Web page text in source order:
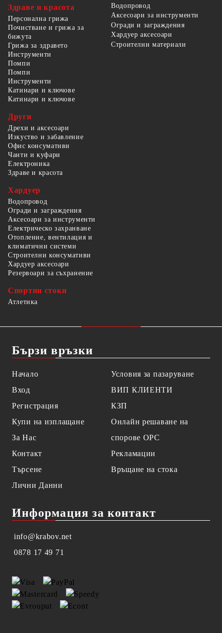
Здраве и красота
Персонална грижа
Почистване и грижа за
бижута
Грижа за здравето
Водопровод
Аксесоари за инструменти
Огради и заграждения
Хардуер аксесоари
Строителни материали
Инструменти
Помпи
Помпи
Инструменти
Катинари и ключове
Катинари и ключове
Други
Дрехи и аксесоари
Изкуство и забавление
Офис консумативи
Чанти и куфари
Електроника
Здраве и красота
Хардуер
Водопровод
Огради и заграждения
Аксесоари за инструменти
Електрическо захранване
Отопление, вентилация и
климатични системи
Строителни консумативи
Хардуер аксесоари
Резервоари за съхранение
Спортни стоки
Атлетика
Бързи връзки
Начало
Вход
Регистрация
Купи на изплащане
За Нас
Контакт
Търсене
Лични Данни
Условия за пазаруване
ВИП КЛИЕНТИ
КЗП
Онлайн решаване на
спорове OPC
Рекламации
Връщане на стока
Информация за контакт
info@krabov.net
0878 17 49 71